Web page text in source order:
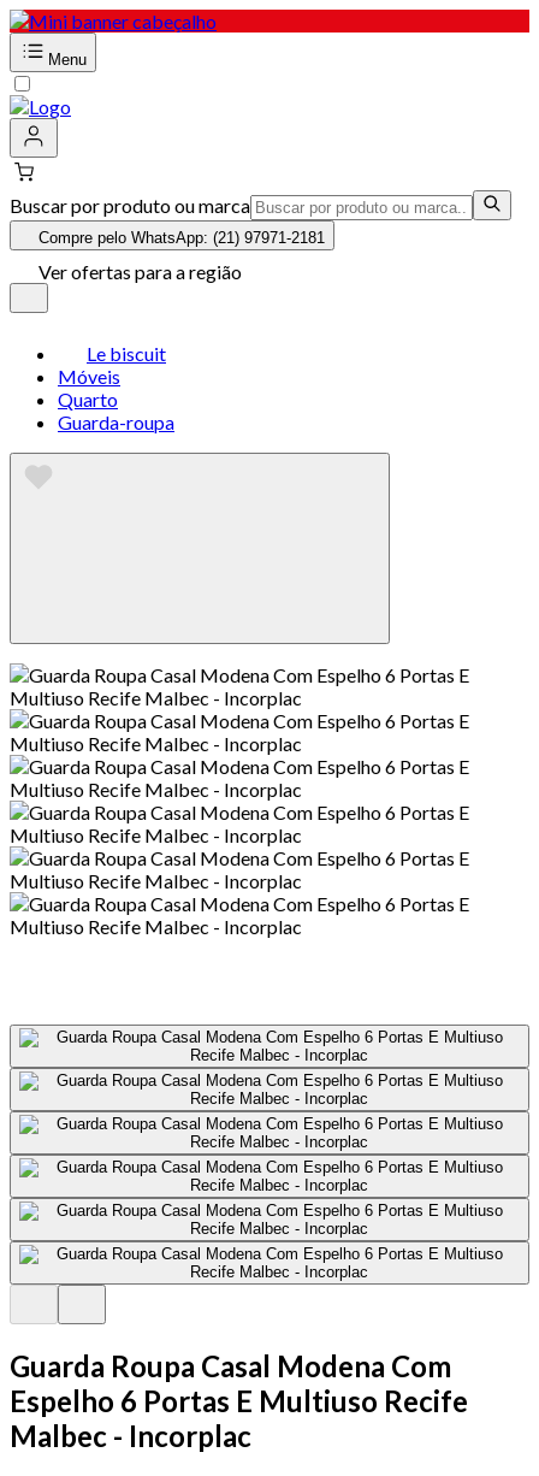
Menu
Buscar por produto ou marca
Compre pelo WhatsApp: (21) 97971-2181
Ver ofertas para a região
Le biscuit
Móveis
Quarto
Guarda-roupa
Guarda Roupa Casal Modena Com
Espelho 6 Portas E Multiuso Recife
Malbec - Incorplac